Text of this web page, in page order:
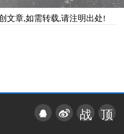
文章,如需转载,请注明出处!
战 顶